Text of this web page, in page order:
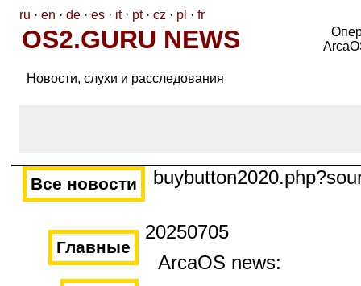
ru · en · de · es · it· pt· cz · pl · fr
OS2.GURU NEWS
Новости, слухи и расследования
Все новости
Главные
20250705
ArcaOS news: